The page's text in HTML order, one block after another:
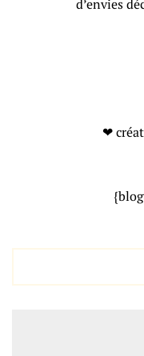
d’envies
❤